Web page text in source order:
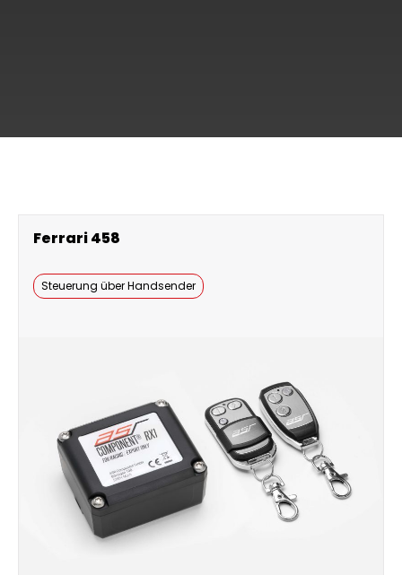
Ferrari 458
Steuerung über Handsender